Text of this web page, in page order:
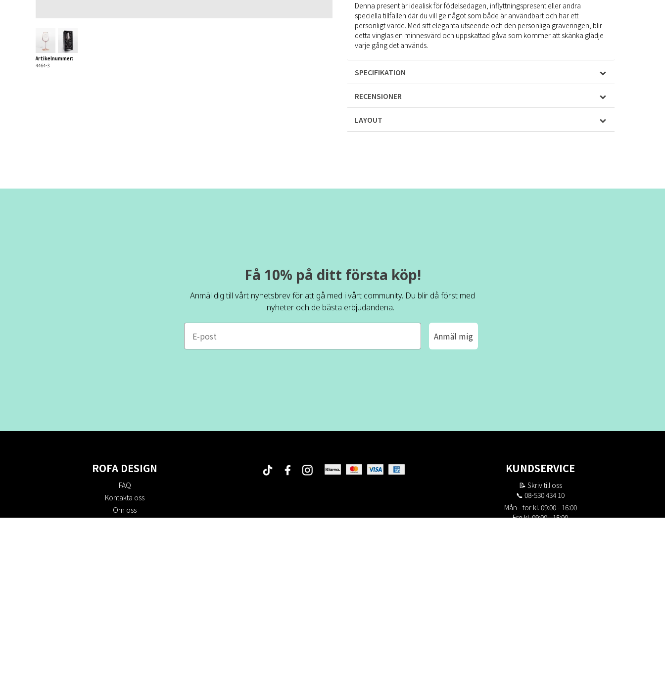
Denna present är idealisk för födelsedagen, inflyttningspresent eller andra
speciella tillfällen där du vill ge något som både är användbart och har ett
personligt värde. Med sitt eleganta utseende och den personliga graveringen, blir
detta vinglas en minnesvärd och uppskattad gåva som kommer att skänka glädje
varje gång det används.
SPECIFIKATION
RECENSIONER
LAYOUT
Artikelnummer:
4464-3
Få 10% på ditt första köp!
Anmäl dig till vårt nyhetsbrev för att gå med i vårt community. Du blir då först med
nyheter och de bästa erbjudandena.
e-mail
Anmäl mig
ROFA DESIGN
FAQ
Kontakta oss
Om oss
KUNDSERVICE
📝 Skriv till oss
📞 08-530 434 10
Mån - tor kl. 09:00 - 16:00
Fre kl. 09:00 - 15:00